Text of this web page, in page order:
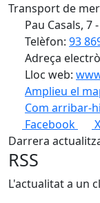
Transport de
Pau Casals, 7
Telèfon: 93
Adreça
Lloc web:
Amplieu el
Com arribar-hi
+
−
Facebook
X
Darrera
RSS
L'actualitat a un